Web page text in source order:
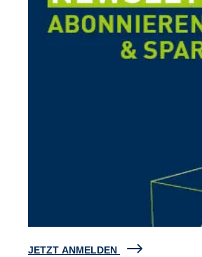
JETZT ANMELDEN